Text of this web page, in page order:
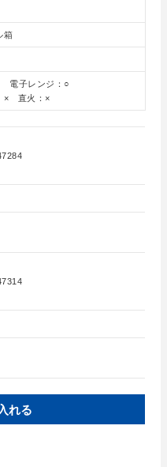
箱
電子レンジ：○
× 直火：×
れる